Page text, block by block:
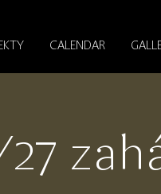
CALENDAR